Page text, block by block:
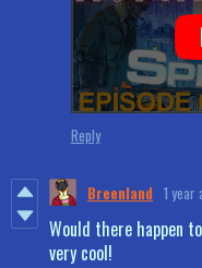
Reply
Breenland 1 year
Would there happen
very cool!